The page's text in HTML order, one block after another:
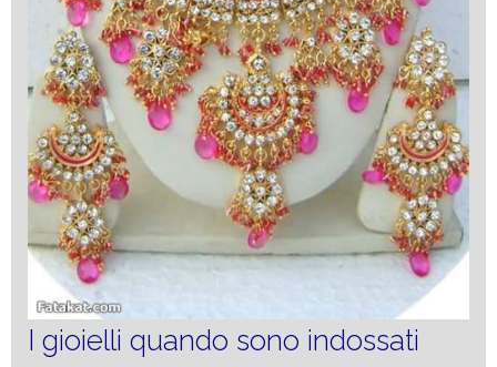
I gioielli quando sono indossati